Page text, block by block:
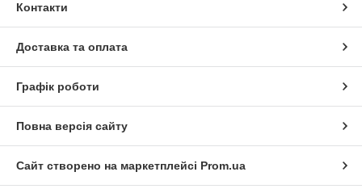
Контакти
Доставка та оплата
Графік роботи
Повна версія сайту
Сайт створено на маркетплейсі Prom.ua